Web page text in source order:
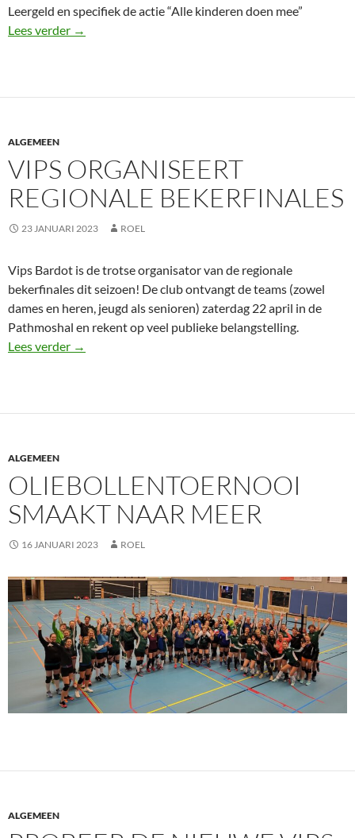
Leergeld en specifiek de actie “Alle kinderen doen mee”
Lees verder 40 jaar Vips: alle kinderen doen mee!
→
ALGEMEEN
VIPS ORGANISEERT
REGIONALE BEKERFINALES
23 JANUARI 2023 ROEL
Vips Bardot is de trotse organisator van de regionale
bekerfinales dit seizoen! De club ontvangt de teams (zowel
dames en heren, jeugd als senioren) zaterdag 22 april in de
Pathmoshal en rekent op veel publieke belangstelling.
Lees verder Vips organiseert regionale bekerfinales
→
ALGEMEEN
OLIEBOLLENTOERNOOI
SMAAKT NAAR MEER
16 JANUARI 2023 ROEL
ALGEMEEN